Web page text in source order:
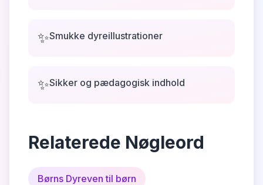
✨Smukke dyreillustrationer
✨Sikker og pædagogisk indhold
Relaterede Nøgleord
Børns Dyreven til børn